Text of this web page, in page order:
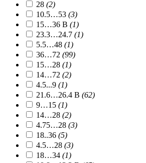
28 (2)
10.5…53 (3)
15…36 В (1)
23.3…24.7 (1)
5.5…48 (1)
36…72 (99)
15…28 (1)
14…72 (2)
4.5...9 (1)
21.6…26.4 В (62)
9…15 (1)
14…28 (2)
4.75…28 (3)
18..36 (5)
4.5…28 (3)
18…34 (1)